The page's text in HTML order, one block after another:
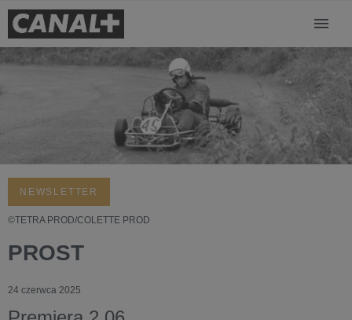
NEWSLETTER
©TETRA PROD/COLETTE PROD
PROST
24 czerwca 2025